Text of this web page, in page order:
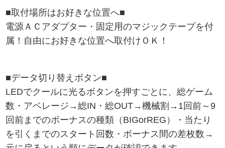
■取付場所はお好きな位置へ■
電源ＡＣアダプター・固定用のマジックテープを付
属！自由にお好きな位置へ取付けＯＫ！
■データ切り替えボタン■
LEDでクールに光るボタンを押すごとに、総ゲーム
数・アベレージ→総IN・総OUT→機械割→1回前～9
回前までのボーナスの種類（BIGorREG）・当たり
を引くまでのスタート回数・ボーナス間の差枚数→